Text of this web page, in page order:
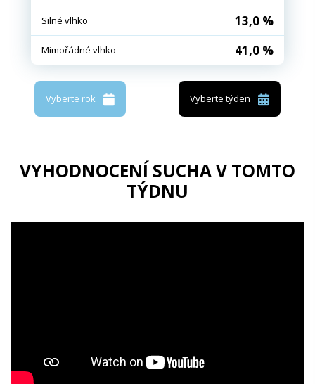
Silné vlhko 13,0 %
Mimořádné vlhko 41,0 %
Vyberte rok Vyberte týden
VYHODNOCENÍ SUCHA V TOMTO
TÝDNU